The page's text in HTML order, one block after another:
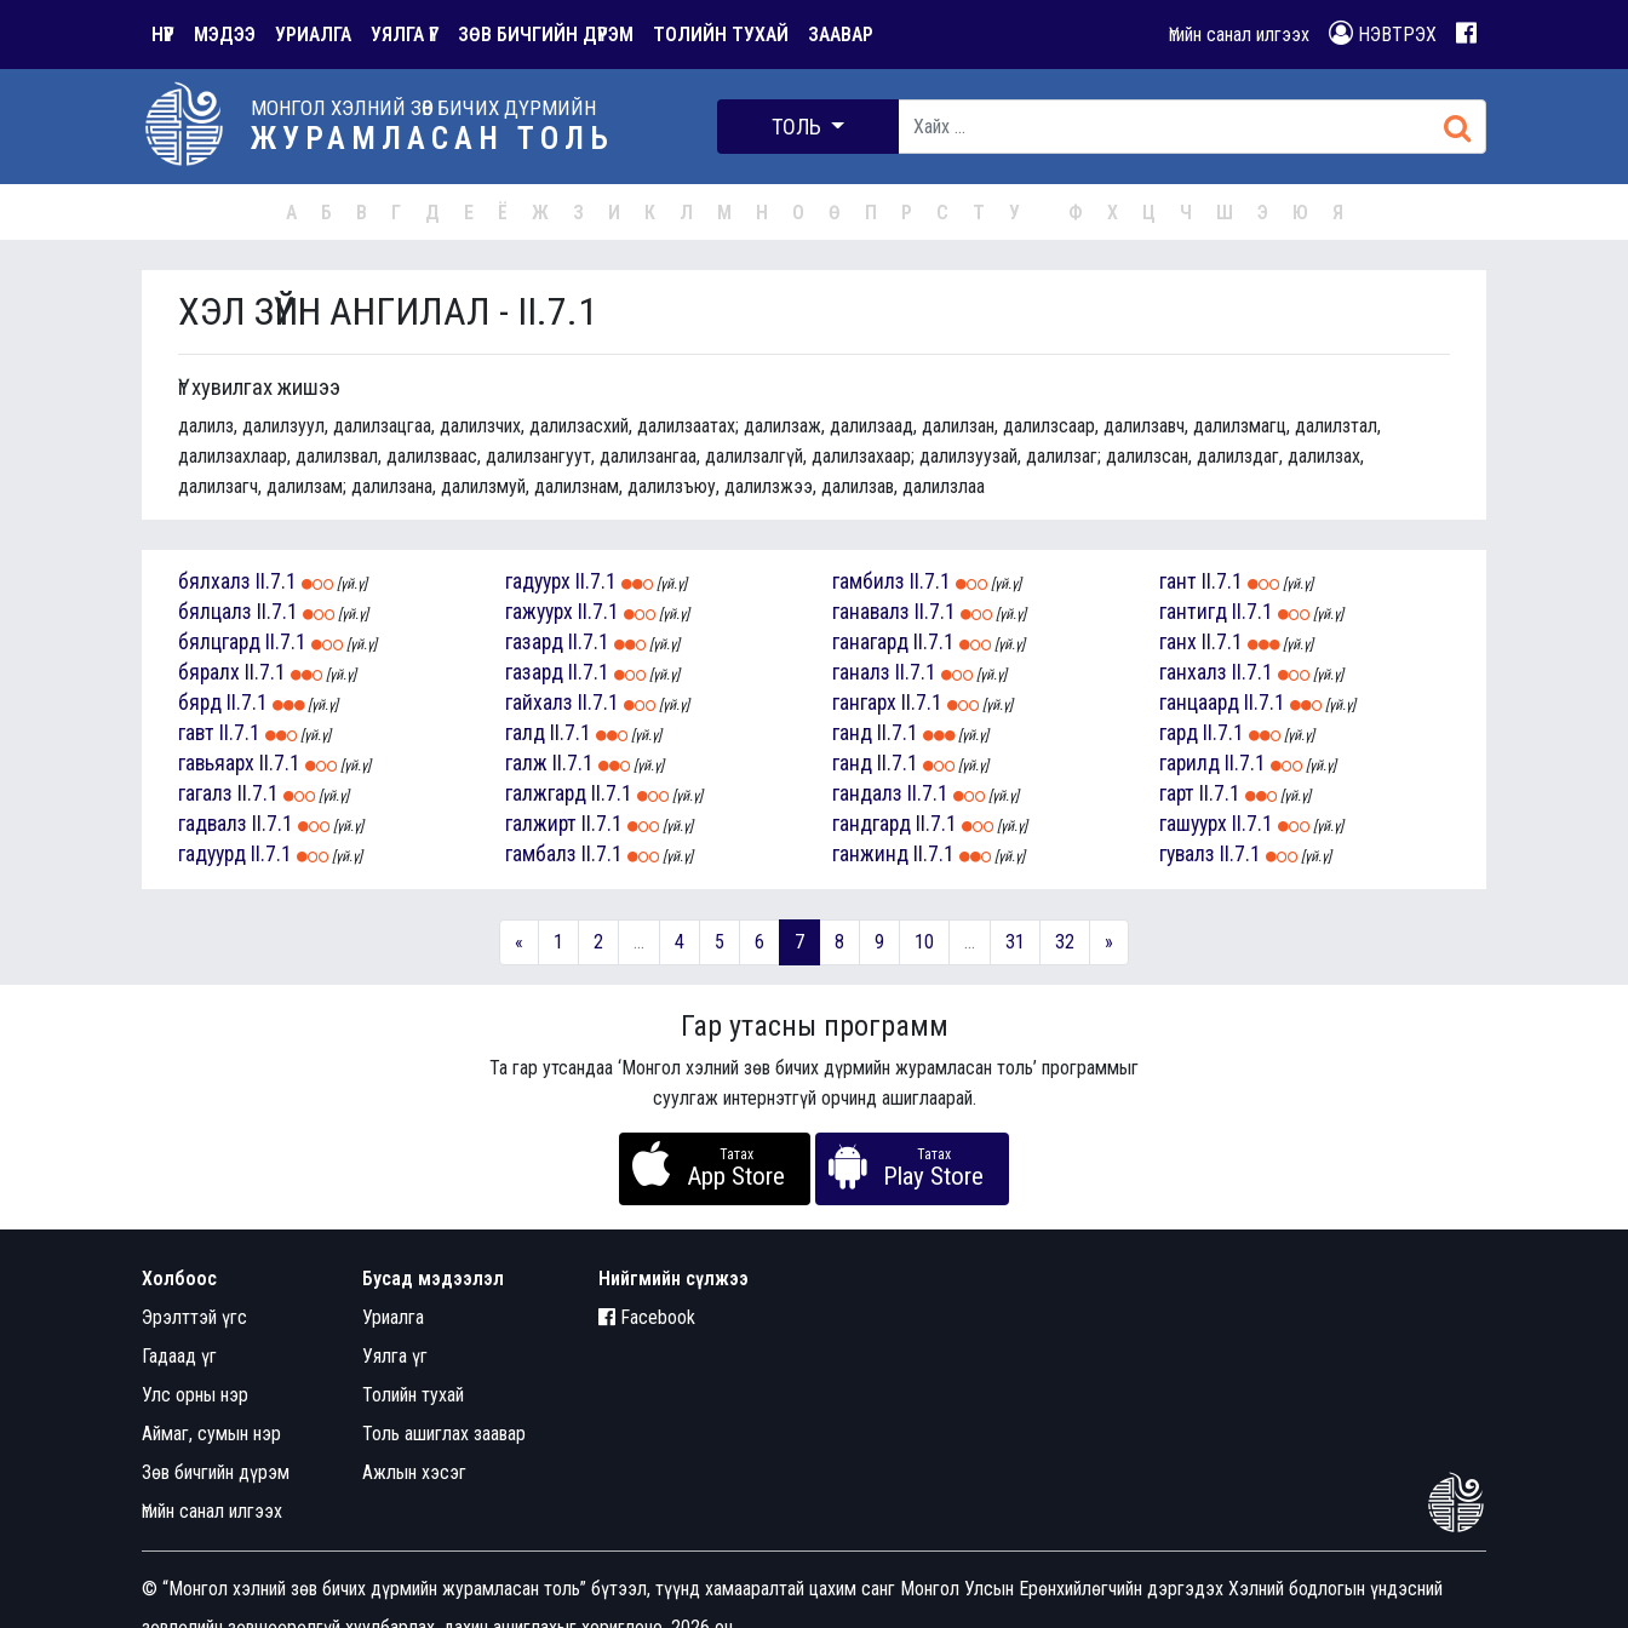
НҮҮР МЭДЭЭ УРИАЛГА УЯЛГА ҮГ ЗӨВ БИЧГИЙН ДҮРЭМ ТОЛИЙН ТУХАЙ ЗААВАР Үгийн санал илгээх НЭВТРЭХ
МОНГОЛ ХЭЛНИЙ ЗӨВ БИЧИХ ДҮРМИЙН
ЖУРАМЛАСАН ТОЛЬ ТОЛЬ
А Б В Г Д Е Ё Ж З И К Л М Н О Ө П Р С Т У Ф Х Ц Ч Ш Э Ю Я
ХЭЛ ЗҮЙН АНГИЛАЛ - II.7.1
Үг хувилгах жишээ
далилз, далилзуул, далилзацгаа, далилзчих, далилзасхий, далилзаатах; далилзаж, далилзаад, далилзан, далилзсаар, далилзавч, далилзмагц, далилзтал,
далилзахлаар, далилзвал, далилзваас, далилзангуут, далилзангаа, далилзалгүй, далилзахаар; далилзуузай, далилзаг; далилзсан, далилздаг, далилзах,
далилзагч, далилзам; далилзана, далилзмуй, далилзнам, далилзъюу, далилзжээ, далилзав, далилзлаа
бялхалз II.7.1 [үй.ү]
бялцалз II.7.1 [үй.ү]
бялцгард II.7.1 [үй.ү]
бяралх II.7.1 [үй.ү]
бярд II.7.1 [үй.ү]
гавт II.7.1 [үй.ү]
гавьяарх II.7.1 [үй.ү]
гагалз II.7.1 [үй.ү]
гадвалз II.7.1 [үй.ү]
гадуурд II.7.1 [үй.ү]
гадуурх II.7.1 [үй.ү]
гажуурх II.7.1 [үй.ү]
газард II.7.1 [үй.ү]
газард II.7.1 [үй.ү]
гайхалз II.7.1 [үй.ү]
галд II.7.1 [үй.ү]
галж II.7.1 [үй.ү]
галжгард II.7.1 [үй.ү]
галжирт II.7.1 [үй.ү]
гамбалз II.7.1 [үй.ү]
гамбилз II.7.1 [үй.ү]
ганавалз II.7.1 [үй.ү]
ганагард II.7.1 [үй.ү]
ганалз II.7.1 [үй.ү]
гангарх II.7.1 [үй.ү]
ганд II.7.1 [үй.ү]
ганд II.7.1 [үй.ү]
гандалз II.7.1 [үй.ү]
гандгард II.7.1 [үй.ү]
ганжинд II.7.1 [үй.ү]
гант II.7.1 [үй.ү]
гантигд II.7.1 [үй.ү]
ганх II.7.1 [үй.ү]
ганхалз II.7.1 [үй.ү]
ганцаард II.7.1 [үй.ү]
гард II.7.1 [үй.ү]
гарилд II.7.1 [үй.ү]
гарт II.7.1 [үй.ү]
гашуурх II.7.1 [үй.ү]
гувалз II.7.1 [үй.ү]
« 1 2 ... 4 5 6 7 8 9 10 ... 31 32 »
Гар утасны программ
Та гар утсандаа ‘Монгол хэлний зөв бичих дүрмийн журамласан толь’ программыг
суулгаж интернэтгүй орчинд ашиглаарай.
Татах
App Store
Татах
Play Store
Холбоос
Эрэлттэй үгс
Гадаад үг
Улс орны нэр
Аймаг, сумын нэр
Зөв бичгийн дүрэм
Үгийн санал илгээх
Бусад мэдээлэл
Уриалга
Уялга үг
Толийн тухай
Толь ашиглах заавар
Ажлын хэсэг
Нийгмийн сүлжээ
Facebook
© “Монгол хэлний зөв бичих дүрмийн журамласан толь” бүтээл, түүнд хамааралтай цахим санг Монгол Улсын Ерөнхийлөгчийн дэргэдэх Хэлний бодлогын үндэсний